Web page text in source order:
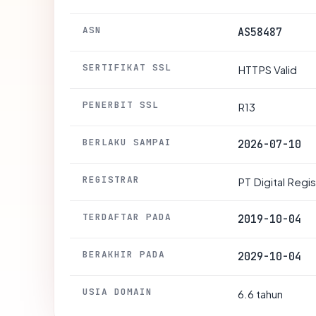
ASN AS58487
SERTIFIKAT SSL HTTPS Valid
PENERBIT SSL R13
BERLAKU SAMPAI 2026-07-10
REGISTRAR PT Digital
TERDAFTAR PADA 2019-10-04
BERAKHIR PADA 2029-10-04
USIA DOMAIN 6.6 tahun